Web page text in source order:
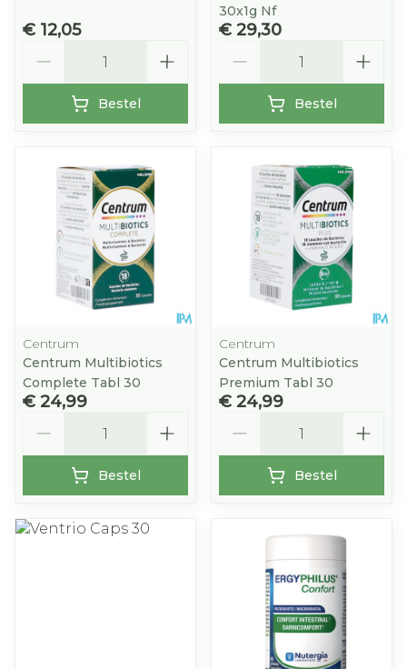
€ 12,05
Bestel
30x1g Nf
€ 29,30
Bestel
Centrum
Centrum Multibiotics
Complete Tabl 30
€ 24,99
Bestel
Centrum
Centrum Multibiotics
Premium Tabl 30
€ 24,99
Bestel